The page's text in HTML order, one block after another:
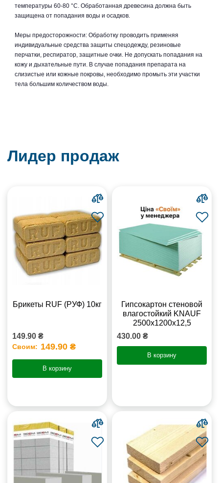
температуры 60-80 °С. Обработанная древесина должна быть
защищена от попадания воды и осадков.
Меры предосторожности: Обработку проводить применяя
индивидуальные средства защиты спецодежду, резиновые
перчатки, респиратор, защитные очки. Не допускать попадания на
кожу и дыхательные пути. В случае попадания препарата на
слизистые или кожные покровы, необходимо промыть эти участки
тела большим количеством воды.
Лидер продаж
Брикеты RUF (РУФ) 10кг
149.90 ₴
Своим: 149.90 ₴
В корзину
Гипсокартон стеновой
влагостойкий KNAUF
2500х1200х12,5
430.00 ₴
В корзину